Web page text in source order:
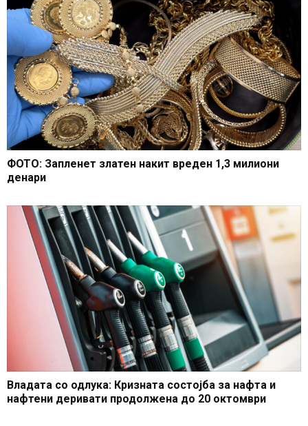
ФОТО: Запленет златен накит вреден 1,3 милиони
денари
Владата со одлука: Кризната состојба за нафта и
нафтени деривати продолжена до 20 октомври